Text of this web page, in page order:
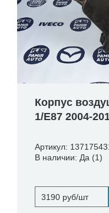
Корпус
1/E87 2004-
Артикул:
В наличии: Да (1)
3190 руб/шт